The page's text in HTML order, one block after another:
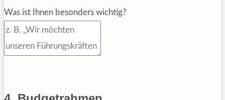
Was ist Ihnen besonders wichtig?